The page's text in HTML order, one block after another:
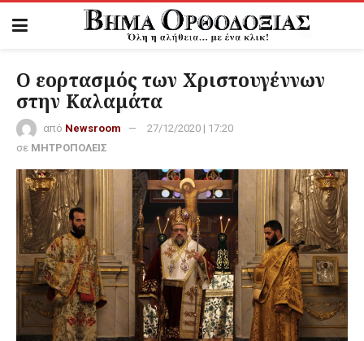
Ο εορτασμός των Χριστουγέννων
στην Καλαμάτα
από Newsroom
27/12/2020 | 17:20
σε ΜΗΤΡΟΠΟΛΕΙΣ